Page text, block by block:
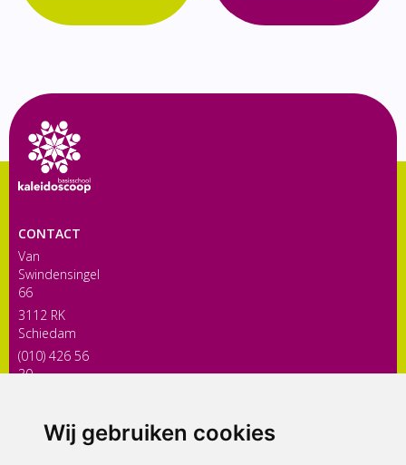
Wij gebruiken cookies
CONTACT
Van
Swindensingel
66
3112 RK
Schiedam
(010) 426 56
30
ONDERDEEL VAN